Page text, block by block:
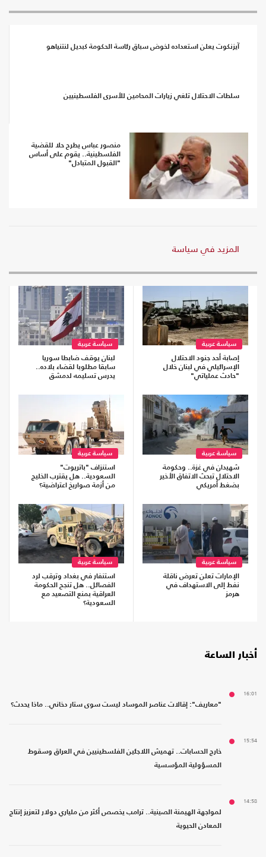
آيزنكوت يعلن استعداده لخوض سباق رئاسة الحكومة كبديل لنتنياهو
سلطات الاحتلال تلغي زيارات المحامين للأسرى الفلسطينيين
منصور عباس يطرح حلا للقضية
الفلسطينية.. يقوم على أساس
"القبول المتبادل"
المزيد في سياسة
سياسة عربية
إصابة أحد جنود الاحتلال
الإسرائيلي في لبنان خلال
"حادث عملياتي"
سياسة عربية
لبنان يوقف ضابطا سوريا
سابقا مطلوبا لقضاء بلاده..
يدرس تسليمه لدمشق
سياسة عربية
شهيدان في غزة.. وحكومة
الاحتلال تبحث الاتفاق الأخير
بضغط أمريكي
سياسة عربية
استنزاف "باتريوت"
السعودية.. هل يقترب الخليج
من أزمة صواريخ اعتراضية؟
سياسة عربية
الإمارات تعلن تعرض ناقلة
نفط إلى الاستهداف في
هرمز
سياسة عربية
استنفار في بغداد وترقب لرد
الفصائل.. هل تنجح الحكومة
العراقية بمنع التصعيد مع
السعودية؟
أخبار الساعة
16:01
"معاريف": إقالات عناصر الموساد ليست سوى ستار دخاني.. ماذا يحدث؟
15:54
خارج الحسابات.. تهميش اللاجئين الفلسطينيين في العراق وسقوط
المسؤولية المؤسسية
14:58
لمواجهة الهيمنة الصينية.. ترامب يخصص أكثر من ملياري دولار لتعزيز إنتاج
المعادن الحيوية